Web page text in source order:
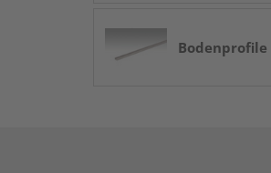
Bodenprofile